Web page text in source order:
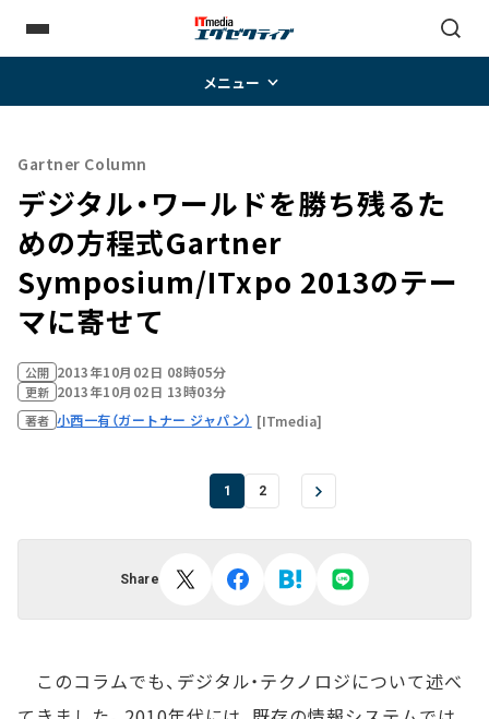
メニュー
Gartner Column
デジタル・ワールドを勝ち残るた
めの方程式――Gartner
Symposium/ITxpo 2013のテー
マに寄せて
公開 2013年10月02日 08時05分
更新 2013年10月02日 13時03分
著者 小西一有（ガートナー ジャパン） [ITmedia]
1 2
Share
このコラムでも、デジタル・テクノロジについて述べ